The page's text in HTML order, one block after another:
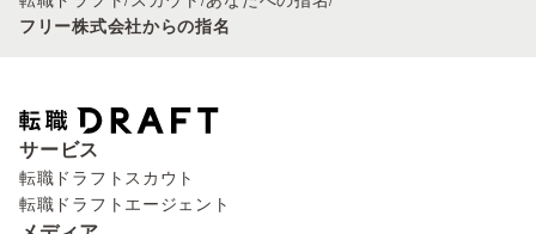
フリー株式会社からの指名
サービス
転職ドラフトスカウト
転職ドラフトエージェント